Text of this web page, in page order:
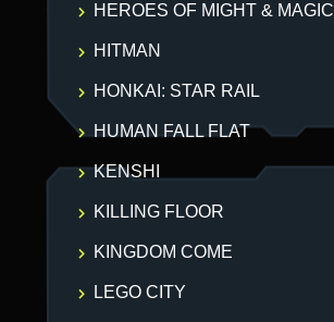
HEROES OF MIGHT & MAGIC
HITMAN
HONKAI: STAR RAIL
HUMAN FALL FLAT
KENSHI
KILLING FLOOR
KINGDOM COME
LEGO CITY